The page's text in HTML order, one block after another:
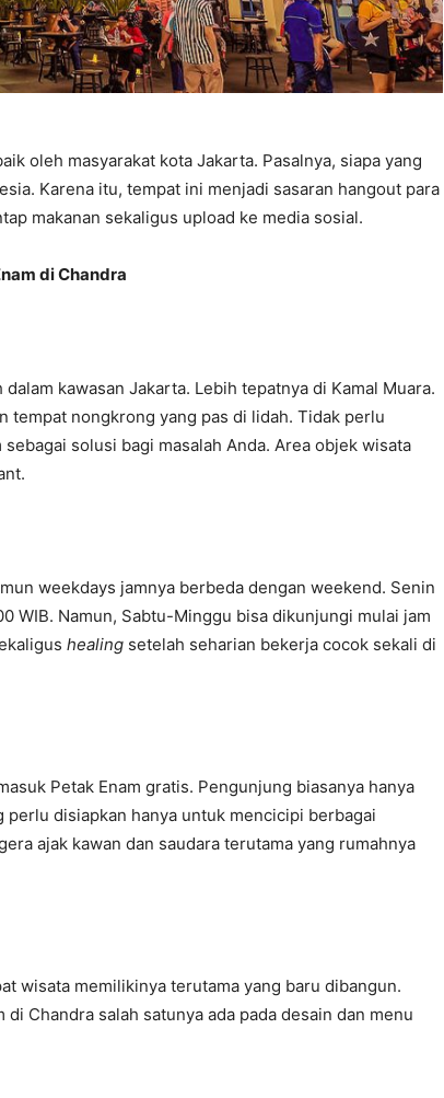
oleh masyarakat kota Jakarta. Pasalnya, siapa yang
Karena itu, tempat ini menjadi sasaran hangout para
makanan sekaligus upload ke media sosial.
di Chandra
kawasan Jakarta. Lebih tepatnya di Kamal Muara.
tempat nongkrong yang pas di lidah. Tidak perlu
solusi bagi masalah Anda. Area objek wisata
weekdays jamnya berbeda dengan weekend. Senin
WIB. Namun, Sabtu-Minggu bisa dikunjungi mulai jam
healing setelah seharian bekerja cocok sekali di
Petak Enam gratis. Pengunjung biasanya hanya
perlu disiapkan hanya untuk mencicipi berbagai
ajak kawan dan saudara terutama yang rumahnya
wisata memilikinya terutama yang baru dibangun.
Chandra salah satunya ada pada desain dan menu